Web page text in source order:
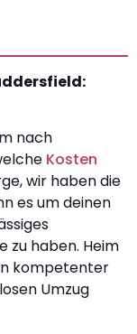
nach
Kosten
wir haben die
es um deinen
zu haben. Heim
kompetenter
Umzug